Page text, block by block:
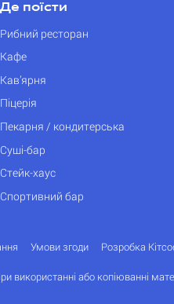
Де поїсти
Рибний ресторан
Кафе
Кав’ярня
Піцерія
Пекарня / кондитерська
Суші-бар
Стейк-хаус
Спортивний бар
Умови згоди Розробка
використанні або копіюванні